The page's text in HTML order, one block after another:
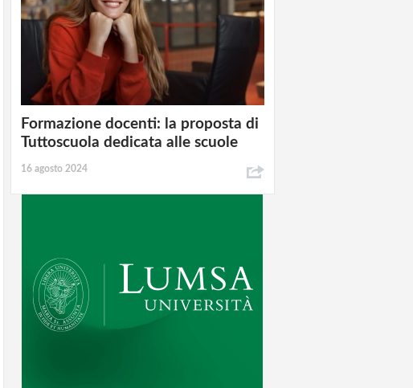
Formazione docenti: la proposta di
Tuttoscuola dedicata alle scuole
16 agosto 2024